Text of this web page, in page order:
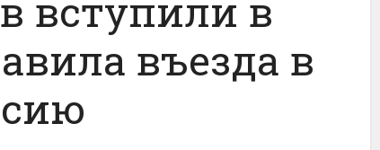
вступили в
въезда в